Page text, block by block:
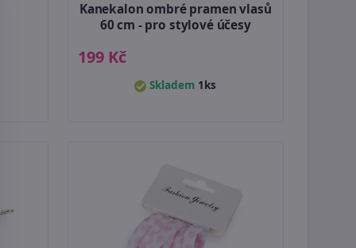
Kanekalon ombré pramen vlasů
60 cm - pro stylové účesy
199 Kč
Skladem 1ks